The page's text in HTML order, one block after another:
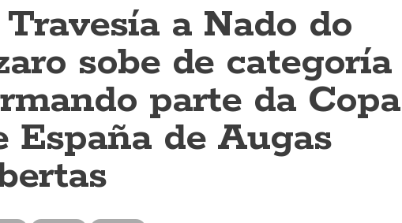
a Nado do
sobe de categoría
parte da Copa
España de Augas